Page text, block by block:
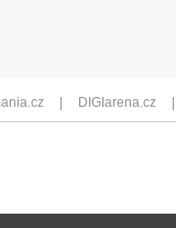
DIGIarena.cz